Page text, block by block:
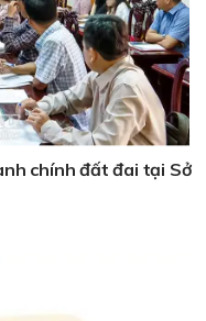
chính đất đai tại Sở